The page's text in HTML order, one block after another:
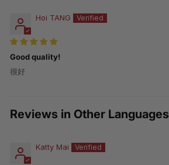
Hoi TANG
Good quality!
很好
Reviews in Other Languages
Katty Mai